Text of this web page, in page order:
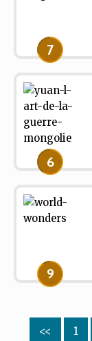
7
6
9
<< 1